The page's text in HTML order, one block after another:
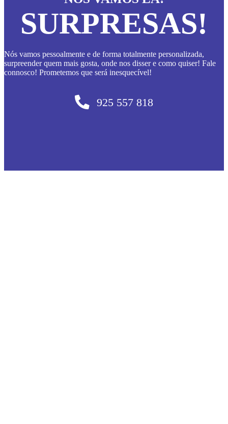
SURPRESAS!
Nós vamos pessoalmente e de forma totalmente personalizada,
surpreender quem mais gosta, onde nos disser e como quiser! Fale
connosco! Prometemos que será inesquecível!
925 557 818